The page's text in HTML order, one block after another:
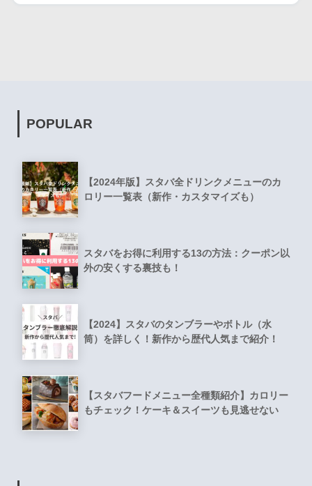
POPULAR
【2024年版】スタバ全ドリンクメニューのカ
ロリー一覧表（新作・カスタマイズも）
スタバをお得に利用する13の方法：クーポン以
外の安くする裏技も！
【2024】スタバのタンブラーやボトル（水
筒）を詳しく！新作から歴代人気まで紹介！
【スタバフードメニュー全種類紹介】カロリー
もチェック！ケーキ＆スイーツも見逃せない